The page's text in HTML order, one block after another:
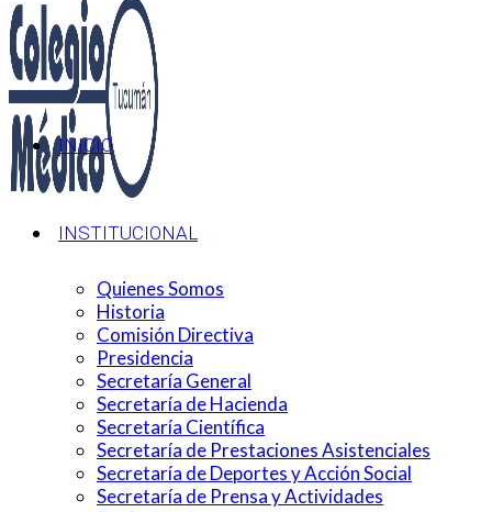
INICIO
INSTITUCIONAL
Quienes Somos
Historia
Comisión Directiva
Presidencia
Secretaría General
Secretaría de Hacienda
Secretaría Científica
Secretaría de Prestaciones Asistenciales
Secretaría de Deportes y Acción Social
Secretaría de Prensa y Actividades